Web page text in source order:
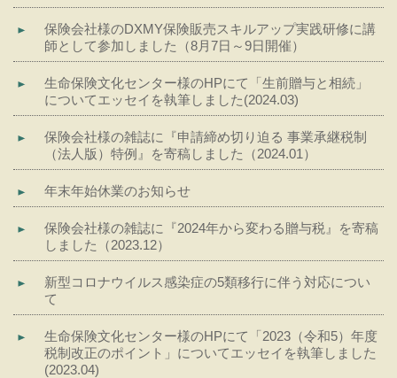
保険会社様のDXMY保険販売スキルアップ実践研修に講
師として参加しました（8月7日～9日開催）
生命保険文化センター様のHPにて「生前贈与と相続」
についてエッセイを執筆しました(2024.03)
保険会社様の雑誌に『申請締め切り迫る 事業承継税制
（法人版）特例』を寄稿しました（2024.01）
年末年始休業のお知らせ
保険会社様の雑誌に『2024年から変わる贈与税』を寄稿
しました（2023.12）
新型コロナウイルス感染症の5類移行に伴う対応につい
て
生命保険文化センター様のHPにて「2023（令和5）年度
税制改正のポイント」についてエッセイを執筆しました
(2023.04)